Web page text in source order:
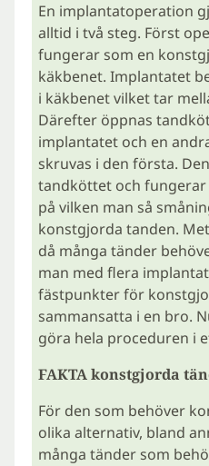
En implantatoperation
alltid i två steg. Först
fungerar som en
käkbenet. Implantatet
i käkbenet vilket tar
Därefter öppnas
implantatet och en
skruvas i den första.
tandköttet och
på vilken man så
konstgjorda tanden.
då många tänder
man med flera
fästpunkter för
sammansatta i en bro.
göra hela proceduren i
FAKTA konstgjorda
För den som behöver
olika alternativ, bland
många tänder som